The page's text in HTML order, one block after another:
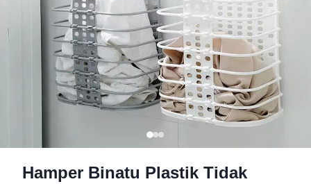
Hamper Binatu Plastik Tidak